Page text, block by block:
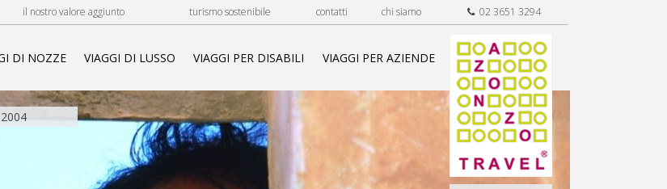
il nostro valore aggiunto turismo sostenibile contatti chi siamo 02 3651 3294
DI NOZZE VIAGGI DI LUSSO VIAGGI PER DISABILI VIAGGI PER AZIENDE